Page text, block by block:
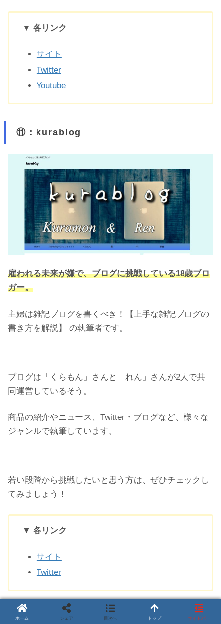
▼ 各リンク
サイト
Twitter
Youtube
⑪：kurablog
雇われる未来が嫌で、ブログに挑戦している18歳ブロ
ガー。
主婦は雑記ブログを書くべき！【上手な雑記ブログの
書き方を解説】 の執筆者です。
ブログは「くらもん」さんと「れん」さんが2人で共
同運営しているそう。
商品の紹介やニュース、Twitter・ブログなど、様々な
ジャンルで執筆しています。
若い段階から挑戦したいと思う方は、ぜひチェックし
てみましょう！
▼ 各リンク
サイト
Twitter
⑫：cafejoblog(カフェブログ)
ホーム シェア 目次へ トップ サイドバー